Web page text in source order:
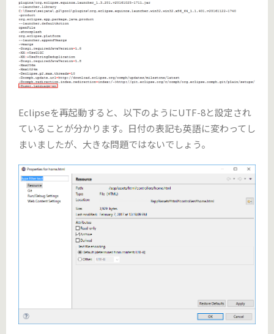
Eclipseを再起動すると、以下のようにUTF-8と設定され
ていることが分かります。日付の表記も英語に変わってし
まいましたが、大きな問題ではないでしょう。